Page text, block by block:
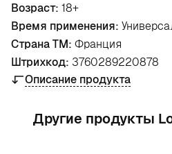
Возраст: 18+
Время применения:
Страна ТМ: Франция
Штрихкод: 3760289220878
Описание продукта
Другие продукты